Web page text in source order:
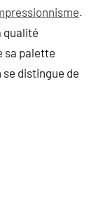
.
qualité
sa palette
distingue de